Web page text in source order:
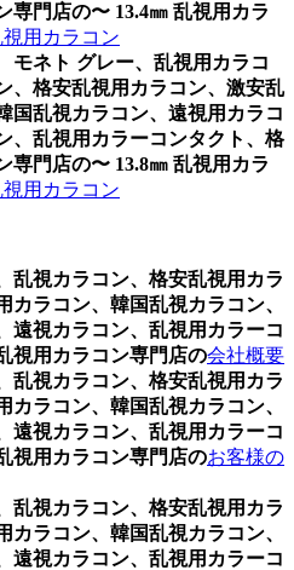
専門店の〜 13.4㎜ 乱視用カラ
視用カラコン
モネト グレー、乱視用カラコ
、格安乱視用カラコン、激安乱
国乱視カラコン、遠視用カラコ
、乱視用カラーコンタクト、格
専門店の〜 13.8㎜ 乱視用カラ
視用カラコン
乱視カラコン、格安乱視用カラ
カラコン、韓国乱視カラコン、
遠視カラコン、乱視用カラーコ
視用カラコン専門店の会社概要
乱視カラコン、格安乱視用カラ
カラコン、韓国乱視カラコン、
遠視カラコン、乱視用カラーコ
視用カラコン専門店のお客様の
乱視カラコン、格安乱視用カラ
カラコン、韓国乱視カラコン、
遠視カラコン、乱視用カラーコ